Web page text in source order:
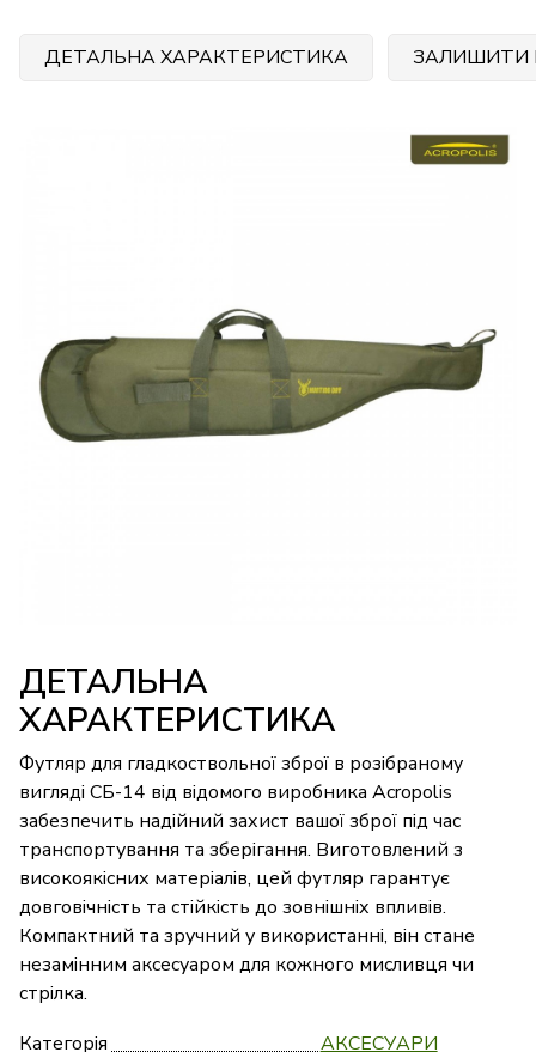
ДЕТАЛЬНА ХАРАКТЕРИСТИКА ЗАЛИШИТИ
ДЕТАЛЬНА
ХАРАКТЕРИСТИКА
Футляр для гладкоствольної зброї в розібраному
вигляді СБ-14 від відомого виробника Acropolis
забезпечить надійний захист вашої зброї під час
транспортування та зберігання. Виготовлений з
високоякісних матеріалів, цей футляр гарантує
довговічність та стійкість до зовнішніх впливів.
Компактний та зручний у використанні, він стане
незамінним аксесуаром для кожного мисливця чи
стрілка.
Категорія
АКСЕСУАРИ